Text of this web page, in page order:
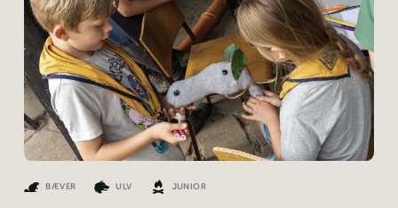
BÆVER ULV JUNIOR